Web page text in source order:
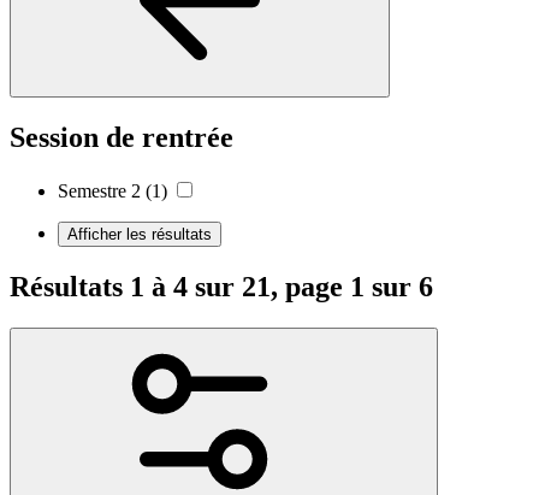
Session de rentrée
Semestre 2 (1)
Afficher les résultats
Résultats 1 à 4 sur 21, page 1 sur 6